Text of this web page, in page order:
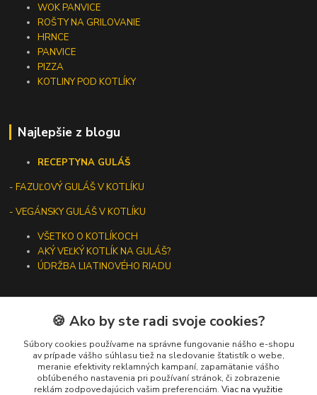
WOK PANVICE
ROŠTY NA GRILOVANIE
HRNCE
PANVICE
PIZZA
KOTLINY POD KOTLÍKY
Najlepšie z blogu
RECEPTYNA GULÁŠ
-FAZUĽOVÝ GULÁŠ V KOTLÍKU
- VEGÁNSKY GULÁŠ V KOTLÍKU
VŠETKO O KOTLÍKOCH
AKÝ VEĽKÝ KOTLÍK NA GULÁŠ?
ÚDRŽBA LIATINOVÉHO RIADU
Kontakty
+421 919 275 553
(Po-Pia, 10-13 hod.)
🍪 Ako by ste radi svoje cookies?
Súbory cookies používame na správne fungovanie nášho e-shopu
av prípade vášho súhlasu tiež na sledovanie štatistík o webe,
meranie efektivity reklamných kampaní, zapamätanie vášho
obľúbeného nastavenia pri používaní stránok, či zobrazenie
reklám zodpovedajúcich vašim preferenciám. Viac na využitie